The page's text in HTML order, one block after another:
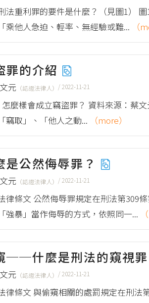
法重利罪的要件是什麼？（見圖1）
乘他人急迫、輕率、無經驗或難...
（
罪的介紹
元 （認證法律人） / 2022-11-21
麼樣會成立竊盜罪？ 資料來源：蔡
竊取」、「他人之動...
（more）
是公然侮辱罪？
元 （認證法律人） / 2022-11-21
律條文 公然侮辱罪規定在刑法第309
強暴」當作侮辱的方式，依照同一...
──什麼是刑法的窺視
元 （認證法律人） / 2022-11-21
律條文 與偷窺相關的處罰規定在刑法